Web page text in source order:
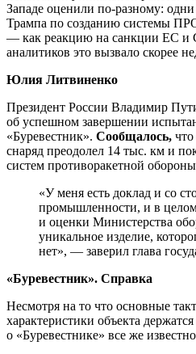
Западе оценили по-разному:
Трампа по созданию системы
— как реакцию на санкции ЕС
аналитиков это вызвало скорее
Юлия Литвиненко
Президент России Владимир
об успешном завершении
«Буревестник». Сообщалось, что
снаряд преодолел 14 тыс. км и
систем противоракетной
«У меня есть доклад и со
промышленности, и в
и оценки Министерства
уникальное изделие,
нет», — заверил глава
«Буревестник». Справка
Несмотря на то что основные
характеристики объекта
о «Буревестнике» все же